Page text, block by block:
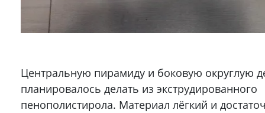
Центральную пирамиду и боковую округлую
планировалось делать из экструдированного
пенополистирола. Материал лёгкий и